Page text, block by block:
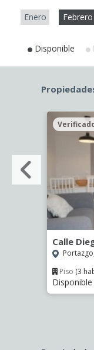
Enero Febrero
Disponible
Calle
Piso (3
Disponible